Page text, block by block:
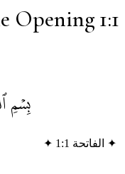
Opening
بِسۡمِ
الفاتحة 1:1 ✦